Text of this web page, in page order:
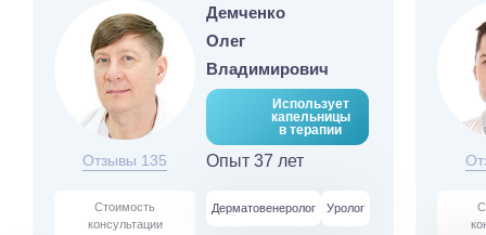
Отзывы 135
Демченко
Олег
Владимирович
Использует
капельницы
в терапии
Опыт 37 лет
Стоимость
консультации
Дерматовенеролог Уролог